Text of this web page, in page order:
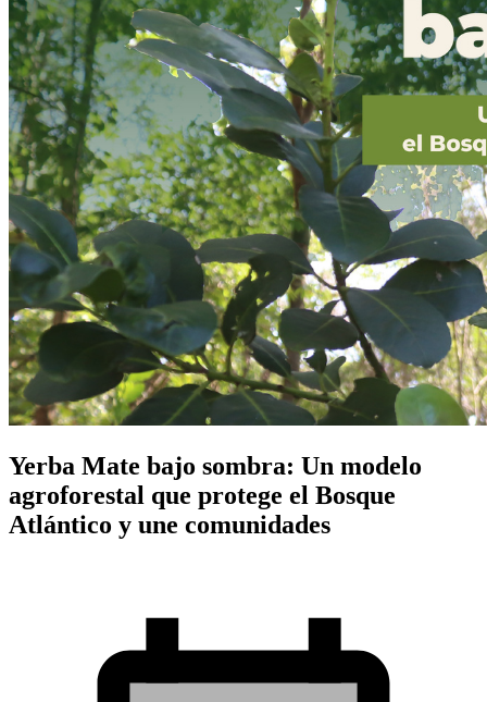
Yerba Mate bajo sombra: Un modelo
agroforestal que protege el Bosque
Atlántico y une comunidades